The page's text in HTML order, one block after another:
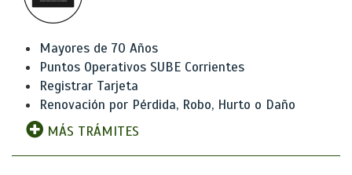
Mayores de 70 Años
Puntos Operativos SUBE Corrientes
Registrar Tarjeta
Renovación por Pérdida, Robo, Hurto o Daño
MÁS TRÁMITES